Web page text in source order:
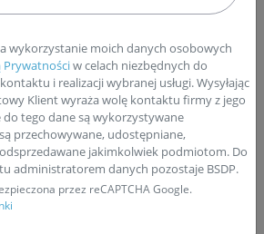
z Niemiec, identyczny z tym
EPS, stacje diagnostyczne,
i specjalistyczne narzędzia, które
demontażu. Nasi pracownicy to
laureaci tytułu Mistrzów Polski
szkoleni w kraju i poza jego
mogący szczycić się tytułami
perfekcyjnych wyników przez
pracujących na odpowiednim
wykorzystanie moich danych osobowych
Prywatnościw celach niezbędnych do
i realizacji wybranej usługi. Wysyłając
Klient wyraża wolę kontaktu firmy z jego
tego dane są wykorzystywane
przechowywane, udostępniane,
jakimkolwiek podmiotom. Do
administratorem danych pozostaje BSDP.
przez reCAPTCHA Google.